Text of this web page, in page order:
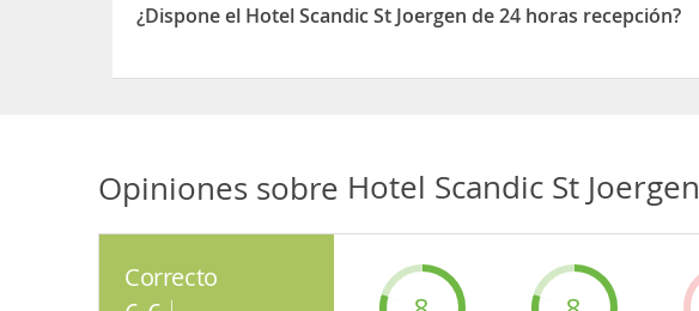
¿Dispone el Hotel Scandic St Joergen de 24 horas recepción?
Opiniones sobre Hotel Scandic St Joergen
Correcto